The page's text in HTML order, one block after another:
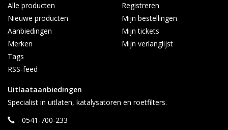
Alle producten
Nieuwe producten
Aanbiedingen
Merken
Tags
RSS-feed
Registreren
Mijn bestellingen
Mijn tickets
Mijn verlanglijst
Uitlaataanbiedingen
Specialist in uitlaten, katalysatoren en roetfilters.
0541-700-233